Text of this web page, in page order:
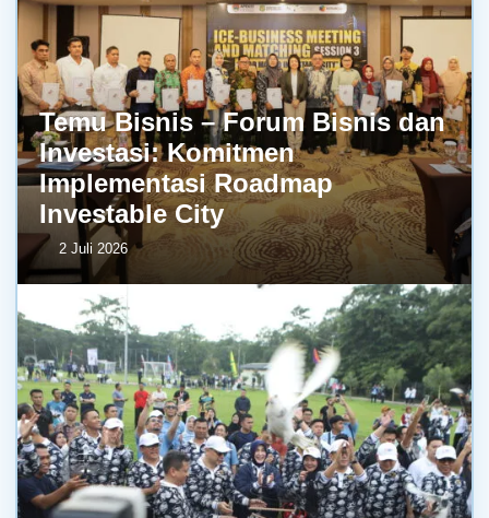
Temu Bisnis – Forum Bisnis dan
Investasi: Komitmen
Implementasi Roadmap
Investable City
2 Juli 2026